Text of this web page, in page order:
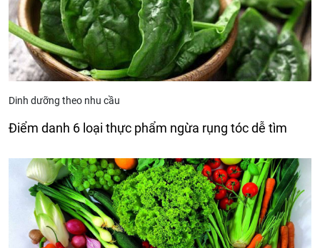
Dinh dưỡng theo nhu cầu
Điểm danh 6 loại thực phẩm ngừa rụng tóc dễ tìm